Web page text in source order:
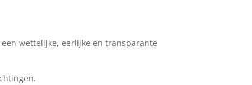
wettelijke, eerlijke en transparante